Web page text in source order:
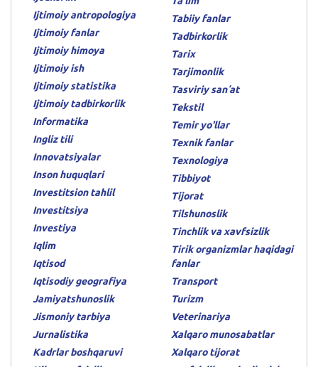
Ijtimoiy antropologiya
Ijtimoiy fanlar
Ijtimoiy himoya
Ijtimoiy ish
Ijtimoiy statistika
Ijtimoiy tadbirkorlik
Informatika
Ingliz tili
Innovatsiyalar
Inson huquqlari
Investitsion tahlil
Investitsiya
Investiya
Iqlim
Iqtisod
Iqtisodiy geografiya
Jamiyatshunoslik
Jismoniy tarbiya
Jurnalistika
Kadrlar boshqaruvi
Tabiiy fanlar
Tadbirkorlik
Tarix
Tarjimonlik
Tasviriy sanʼat
Tekstil
Temir yo'llar
Texnik fanlar
Texnologiya
Tibbiyot
Tijorat
Tilshunoslik
Tinchlik va xavfsizlik
Tirik organizmlar haqidagi
fanlar
Transport
Turizm
Veterinariya
Xalqaro munosabatlar
Xalqaro tijorat